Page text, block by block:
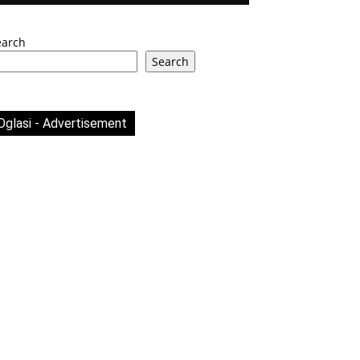
Search
- Advertisement